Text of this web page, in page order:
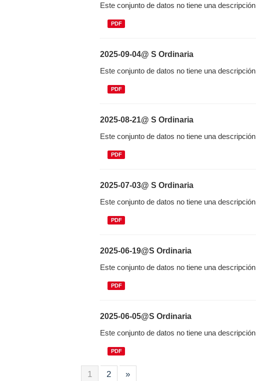
Este conjunto de datos no tiene una descripción
PDF
2025-09-04@ S Ordinaria
Este conjunto de datos no tiene una descripción
PDF
2025-08-21@ S Ordinaria
Este conjunto de datos no tiene una descripción
PDF
2025-07-03@ S Ordinaria
Este conjunto de datos no tiene una descripción
PDF
2025-06-19@S Ordinaria
Este conjunto de datos no tiene una descripción
PDF
2025-06-05@S Ordinaria
Este conjunto de datos no tiene una descripción
PDF
1 2 »